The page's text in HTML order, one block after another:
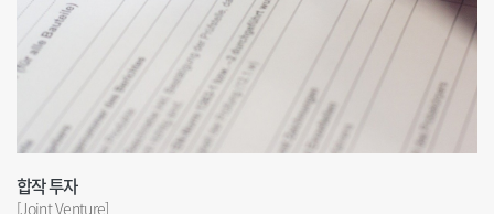
합작 투자
[Joint Venture]